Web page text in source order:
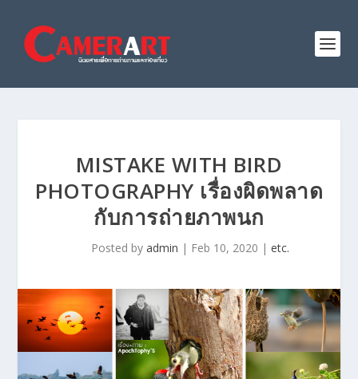
MISTAKE WITH BIRD
PHOTOGRAPHY เรื่องผิดพลาด
กับการถ่ายภาพนก
Posted by admin | Feb 10, 2020 | etc.